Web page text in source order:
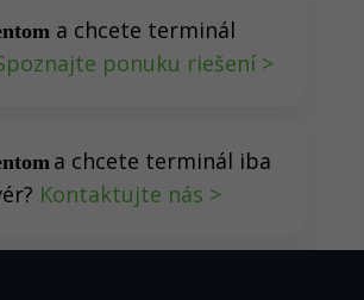
a chcete terminál
ponuku riešení >
a chcete terminál iba
Kontaktujte nás >